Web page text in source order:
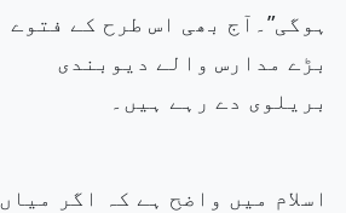
ہوگی”۔آج بھی اس طرح کے فتوے
بڑے مدارس والے دیوبندی
بریلوی دے رہے ہیں۔
اسلام میں واضح ہے کہ اگر
میاں